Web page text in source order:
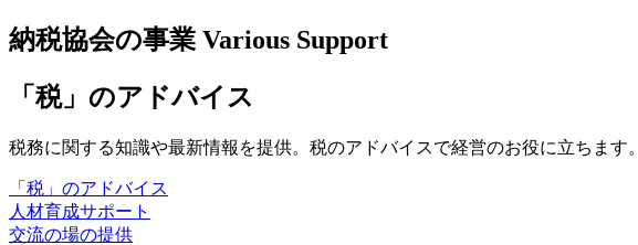
納税協会の事業 Various Support
「税」のアドバイス
税務に関する知識や最新情報を提供。税のアドバイスで経営のお役に立ちます。
「税」のアドバイス
人材育成サポート
交流の場の提供